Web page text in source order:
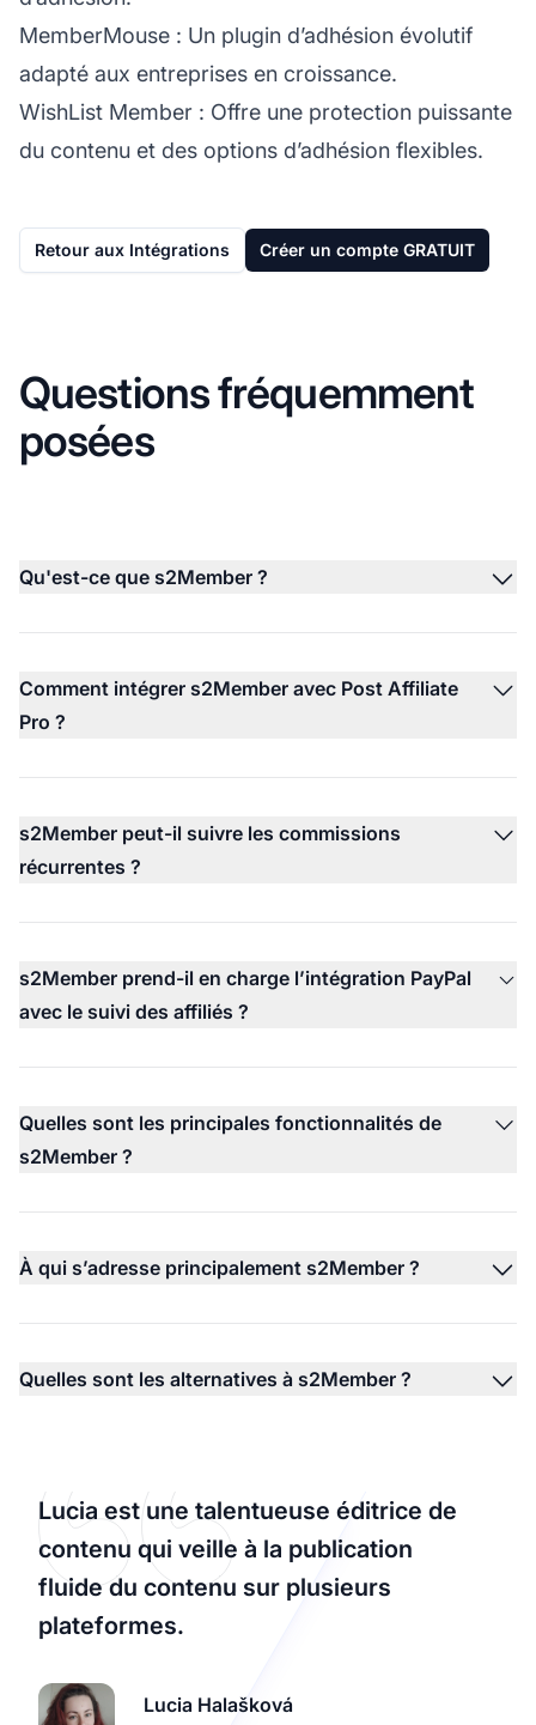
MemberMouse : Un plugin d’adhésion évolutif
adapté aux entreprises en croissance.
WishList Member : Offre une protection puissante
du contenu et des options d’adhésion flexibles.
Retour aux Intégrations Créer un compte GRATUIT
Questions fréquemment
posées
Qu'est-ce que s2Member ?
Comment intégrer s2Member avec Post Affiliate
Pro ?
s2Member peut-il suivre les commissions
récurrentes ?
s2Member prend-il en charge l’intégration PayPal
avec le suivi des affiliés ?
Quelles sont les principales fonctionnalités de
s2Member ?
À qui s’adresse principalement s2Member ?
Quelles sont les alternatives à s2Member ?
Lucia est une talentueuse éditrice de
contenu qui veille à la publication
fluide du contenu sur plusieurs
plateformes.
Lucia Halašková